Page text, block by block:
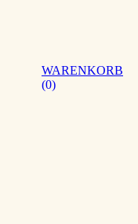
WARENKORB
0